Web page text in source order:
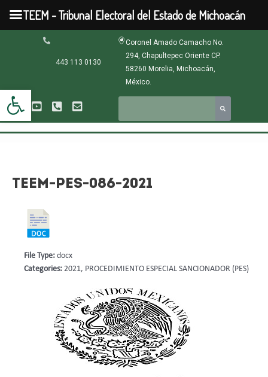
Abrir barra de herramientas
contenido
443 113 0130
Coronel Amado Camacho No.
294, Chapultepec Oriente CP.
58260 Morelia, Michoacán,
México.
TEEM-PES-086-2021
File Type: docx
Categories: 2021, PROCEDIMIENTO ESPECIAL SANCIONADOR (PES)
TEEM - Tribunal Electoral del Estado de Michoacán